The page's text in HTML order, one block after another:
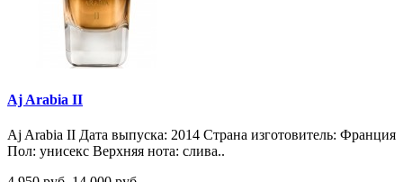
Aj Arabia II
Aj Arabia II Дата выпуска: 2014 Страна изготовитель: Франция
Пол: унисекс Верхняя нота: слива..